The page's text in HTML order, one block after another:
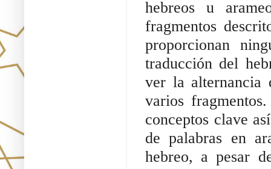
hebreos u
fragmentos
proporcionan
traducción del
ver la alternancia
varios
conceptos clave
de palabras en
hebreo, a pesar